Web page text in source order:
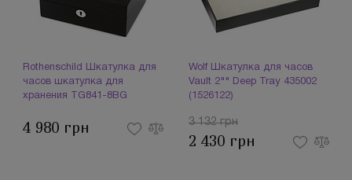
Rothenschild Шкатулка для
часов шкатулка для
хранения TG841-8BG
4 980 грн
Wolf Шкатулка для часов
Vault 2"" Deep Tray 435002
(1526122)
3 132 грн
2 430 грн